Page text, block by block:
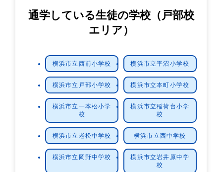
通学している生徒の学校（戸部校
エリア）
横浜市立西前小学校 横浜市立平沼小学校
横浜市立戸部小学校 横浜市立本町小学校
横浜市立一本松小学
校
横浜市立稲荷台小学
校
横浜市立老松中学校 横浜市立西中学校
横浜市立岡野中学校
横浜市立岩井原中学
校